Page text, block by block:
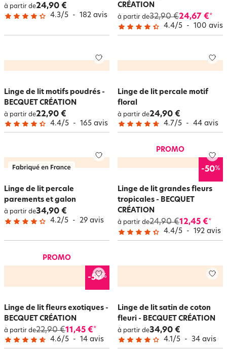
à partir de24,90 €
4.3/5 - 182 avis
CRÉATION
à partir de32,90 €24,67 €*
4.4/5 - 100 avis
Linge de lit motifs poudrés -
BECQUET CRÉATION
à partir de22,90 €
4.4/5 - 165 avis
Linge de lit percale motif
floral
à partir de24,90 €
4.7/5 - 44 avis
Linge de lit percale
parements et galon
à partir de34,90 €
4.2/5 - 29 avis
PROMO
-50%
Linge de lit grandes fleurs
tropicales - BECQUET
CRÉATION
à partir de24,90 €12,45 €*
4.4/5 - 192 avis
PROMO
-50%
Linge de lit fleurs exotiques -
BECQUET CRÉATION
à partir de22,90 €11,45 €*
4.6/5 - 14 avis
Linge de lit satin de coton
fleuri - BECQUET CRÉATION
à partir de34,90 €
4.1 /5 - 34 avis